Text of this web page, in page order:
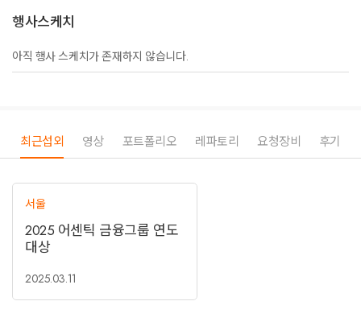
행사스케치
아직 행사 스케치가 존재하지 않습니다.
최근섭외 영상 포트폴리오 레파토리 요청장비 후기
서울
2025 어센틱 금융그룹 연도
대상
2025.03.11